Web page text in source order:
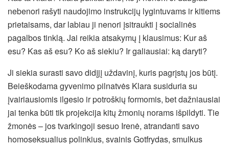
nebenori rašyti naudojimo instrukcijų lygintuvams ir kitiems
prietaisams, dar labiau ji nenori įsitraukti į socialinės
pagalbos tinklą. Jai reikia atsakymų į klausimus: Kur aš
esu? Kas aš esu? Ko aš siekiu? Ir galiausiai: ką daryti?
Ji siekia surasti savo didįjį uždavinį, kuris pagrįstų jos būtį.
Beieškodama gyvenimo pilnatvės Klara susiduria su
įvairiausiomis ilgesio ir potroškių formomis, bet dažniausiai
jai tenka būti tik projekcija kitų žmonių norams išpildyti. Tie
žmonės – jos tvarkingoji sesuo Irenė, atrandanti savo
homoseksualius polinkius, svainis Gotfrydas, smulkus